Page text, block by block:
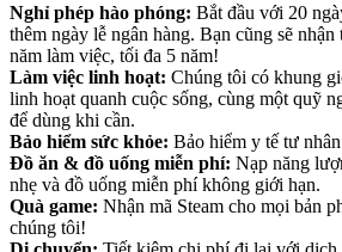
Nghỉ phép hào phóng: Bắt đầu với 20
thêm ngày lễ ngân hàng. Bạn cũng sẽ
năm làm việc, tối đa 5 năm!
Làm việc linh hoạt: Chúng tôi có khung
linh hoạt quanh cuộc sống, cùng một quỹ
để dùng khi cần.
Bảo hiểm sức khỏe: Bảo hiểm y tế tư
Đồ ăn & đồ uống miễn phí: Nạp năng
nhẹ và đồ uống miễn phí không giới hạn.
Quà game: Nhận mã Steam cho mọi bản
chúng tôi!